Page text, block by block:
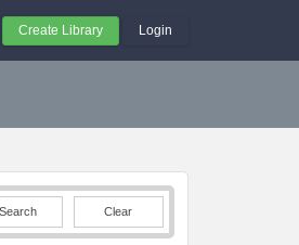
Create Library Login
Clear